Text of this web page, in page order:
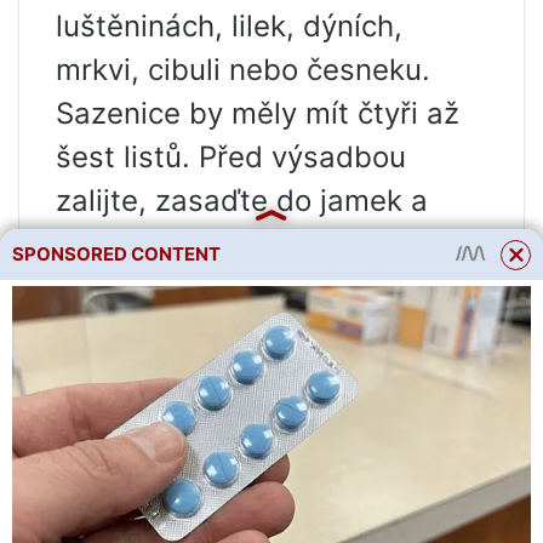
luštěninách, lilek, dýních,
mrkvi, cibuli nebo česneku.
Sazenice by měly mít čtyři až
šest listů. Před výsadbou
zalijte, zasaďte do jamek a
utlačte kořeny. Je vhodné
sázet za oblačného počasí.
Zelí je důležité v první polovině
vegetačního období kypřít a
odplevelovat, zvláště když
listový aparát ještě není příliš
vyvinutý. Kypření by mělo být
SPONSORED CONTENT